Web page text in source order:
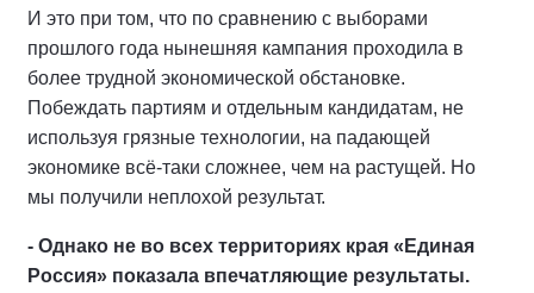
И это при том, что по сравнению с выборами
прошлого года нынешняя кампания проходила в
более трудной экономической обстановке.
Побеждать партиям и отдельным кандидатам, не
используя грязные технологии, на падающей
экономике всё-таки сложнее, чем на растущей. Но
мы получили неплохой результат.
- Однако не во всех территориях края «Единая
Россия» показала впечатляющие результаты.